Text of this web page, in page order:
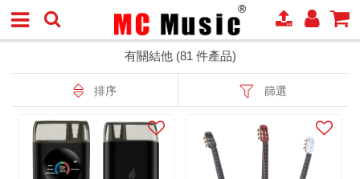
有關結他 (81 件產品)
排序 篩選